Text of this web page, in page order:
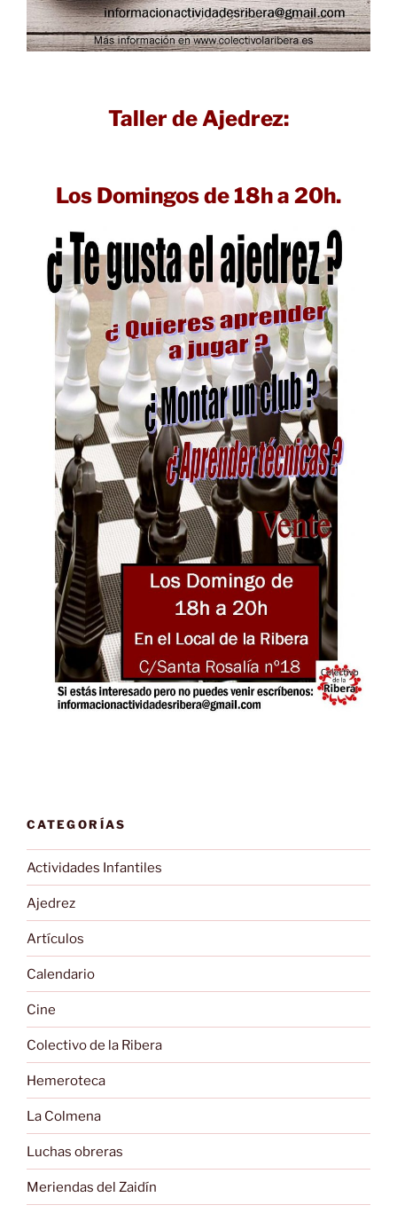
Taller de Ajedrez:
Los Domingos de 18h a 20h.
CATEGORÍAS
Actividades Infantiles
Ajedrez
Artículos
Calendario
Cine
Colectivo de la Ribera
Hemeroteca
La Colmena
Luchas obreras
Meriendas del Zaidín